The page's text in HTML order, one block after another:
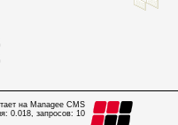
на Managee CMS
0.018, запросов: 10